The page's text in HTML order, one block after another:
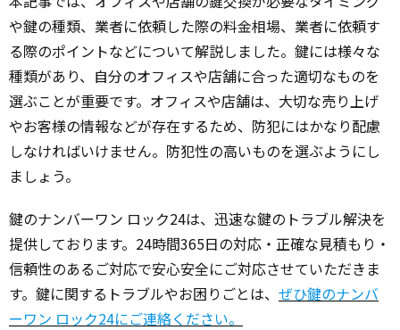
や鍵の種類、業者に依頼した際の料金相場、業者に依頼す
る際のポイントなどについて解説しました。鍵には様々な
種類があり、自分のオフィスや店舗に合った適切なものを
選ぶことが重要です。オフィスや店舗は、大切な売り上げ
やお客様の情報などが存在するため、防犯にはかなり配慮
しなければいけません。防犯性の高いものを選ぶようにし
ましょう。
鍵のナンバーワン ロック24は、迅速な鍵のトラブル解決を
提供しております。24時間365日の対応・正確な見積もり・
信頼性のあるご対応で安心安全にご対応させていただきま
す。鍵に関するトラブルやお困りごとは、 ぜひ鍵のナンバ
ーワン ロック24にご連絡ください。